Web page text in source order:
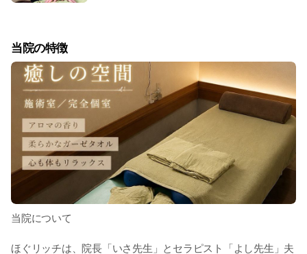
当院の特徴
当院について
ほぐリッチは、院長「いさ先生」とセラピスト「よし先生」夫